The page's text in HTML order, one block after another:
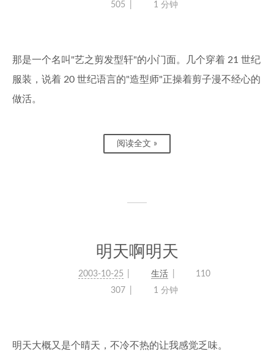
505
1 分钟
那是一个名叫"艺之剪发型轩"的小门面。几个穿着 21 世纪
服装，说着 20 世纪语言的"造型师"正操着剪子漫不经心的
做活。
阅读全文 »
明天啊明天
2003-10-25 生活
110
307
1 分钟
明天大概又是个晴天，不冷不热的让我感觉乏味。